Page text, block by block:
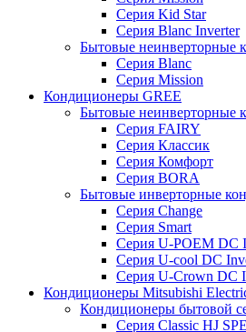
Серия Kid Star
Серия Blanc Inverter
Бытовые неинверторные
Серия Blanc
Серия Mission
Кондиционеры GREE
Бытовые неинверторные
Серия FAIRY
Серия Классик
Серия Комфорт
Серия BORA
Бытовые инверторные
Серия Change
Серия Smart
Серия U-POEM DC
Серия U-cool DC
Серия U-Crown DC
Кондиционеры Mitsubishi
Кондиционеры бытовой
Серия Classic HJ